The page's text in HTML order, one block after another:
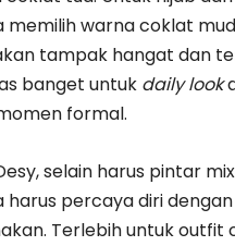
memilih warna coklat
tampak hangat dan
banget untuk daily look
formal.
selain harus pintar
harus percaya diri dengan
Terlebih untuk outfit